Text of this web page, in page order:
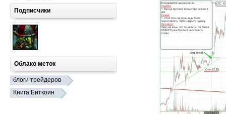
Подписчики
Облако меток
блоги трейдеров
Книга Биткоин